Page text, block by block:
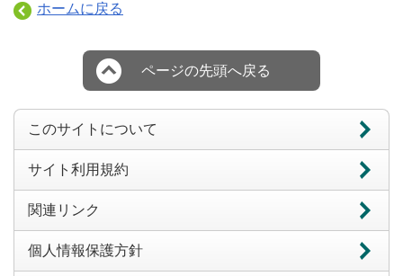
ホームに戻る
ページの先頭へ戻る
このサイトについて
サイト利用規約
関連リンク
個人情報保護方針